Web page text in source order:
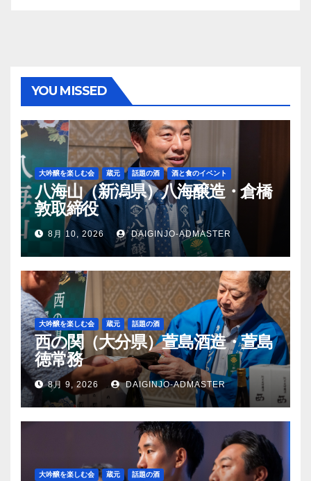
YOU MISSED
大吟醸を楽しむ会 蔵元 話題の酒 酒と食のイベント
八海山（新潟県）八海醸造・倉橋
敦取締役
8月 10, 2026 DAIGINJO-ADMASTER
大吟醸を楽しむ会 蔵元 話題の酒
西の関（大分県）萱島酒造・萱島
徳常務
8月 9, 2026 DAIGINJO-ADMASTER
大吟醸を楽しむ会 蔵元 話題の酒